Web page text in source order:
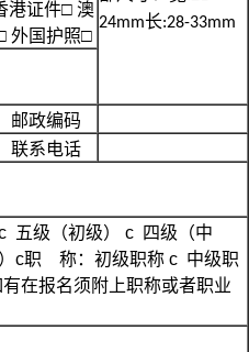
24mm长:28-33mm
港证件□ 澳
外国护照□
邮政编码
联系电话
五级（初级） c 四级（中
c职 称：初级职称 c 中级职
在报名须附上职称或者职业